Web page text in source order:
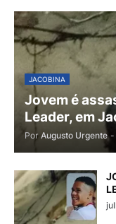
JACOBINA
Jovem é
Leader, em
Por Augusto Urgente -